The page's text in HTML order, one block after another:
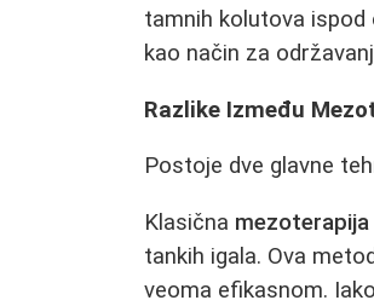
tamnih kolutova
kao način za
Razlike Između
Postoje dve glavne
Klasična
tankih igala. Ova
veoma efikasnom.